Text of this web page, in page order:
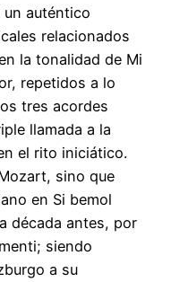
auténtico
relacionados
la tonalidad de Mi
repetidos a lo
tres acordes
llamada a la
el rito iniciático.
sino que
en Si bemol
década antes, por
siendo
a su